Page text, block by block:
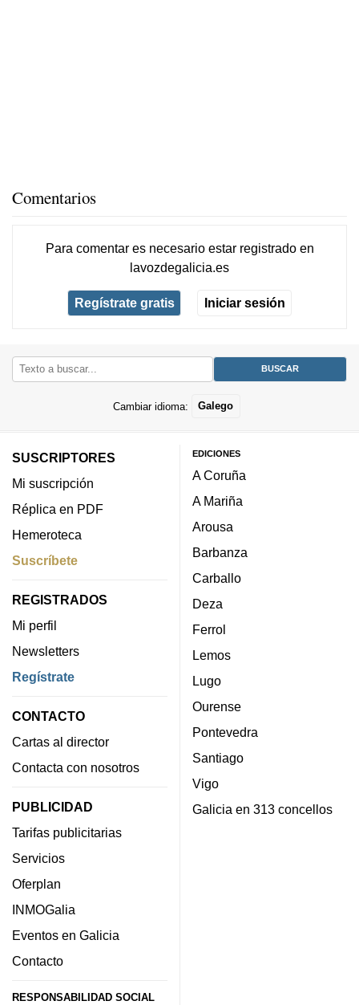
Comentarios
Para comentar es necesario estar registradoen
lavozdegalicia.es
Regístrate gratis Iniciar sesión
Cambiar idioma: Galego
SUSCRIPTORES
Mi suscripción
Réplica en PDF
Hemeroteca
Suscríbete
REGISTRADOS
Mi perfil
Newsletters
Regístrate
CONTACTO
Cartas al director
Contacta con nosotros
PUBLICIDAD
Tarifas publicitarias
Servicios
Oferplan
INMOGalia
Eventos en Galicia
Contacto
RESPONSABILIDAD SOCIAL
EDICIONES
A Coruña
A Mariña
Arousa
Barbanza
Carballo
Deza
Ferrol
Lemos
Lugo
Ourense
Pontevedra
Santiago
Vigo
Galicia en 313 concellos